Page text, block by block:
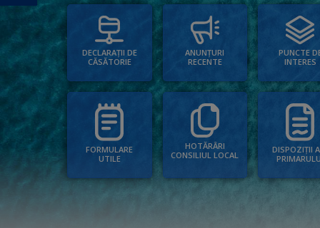
DECLARAȚII DE
CĂSĂTORIE
ANUNȚURI
RECENTE
PUNCTE
INTERES
FORMULARE
UTILE
HOTĂRÂRI
CONSILIUL LOCAL
DISPOZIȚII